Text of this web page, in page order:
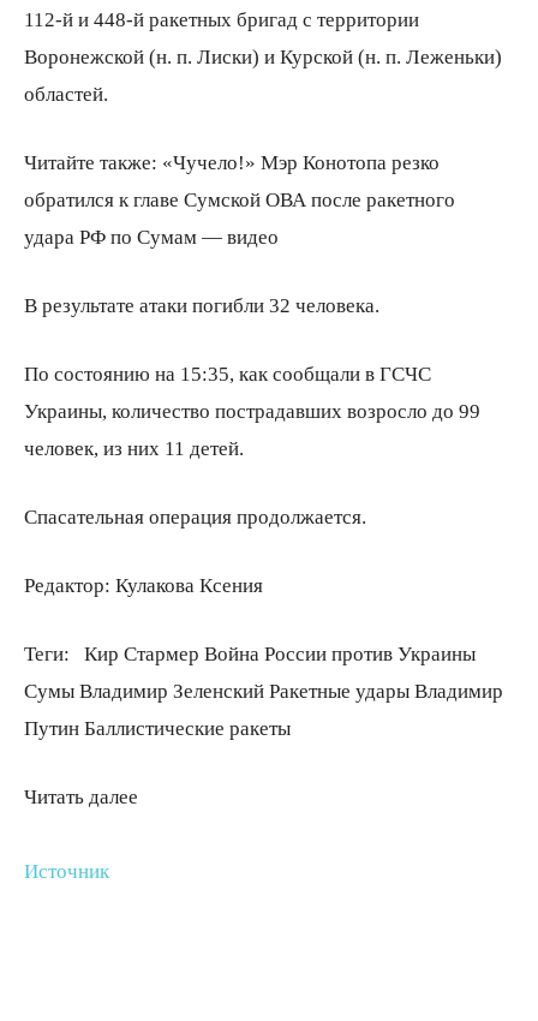
112-й и 448-й ракетных бригад с территории
Воронежской (н. п. Лиски) и Курской (н. п. Леженьки)
областей.
Читайте также: «Чучело!» Мэр Конотопа резко
обратился к главе Сумской ОВА после ракетного
удара РФ по Сумам — видео
В результате атаки погибли 32 человека.
По состоянию на 15:35, как сообщали в ГСЧС
Украины, количество пострадавших возросло до 99
человек, из них 11 детей.
Спасательная операция продолжается.
Редактор: Кулакова Ксения
Теги:
Кир Стармер Война России против Украины
Сумы Владимир Зеленский Ракетные удары Владимир
Путин Баллистические ракеты
Читать далее
Источник